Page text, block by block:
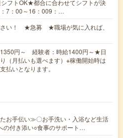
フトOK★都合に合わせてシフトが決
7：00～16：009：…
さい！ ★急募 ★職場が気に入れば、
円～ 経験者：時給1400円～★日
（月払いも選べます）※稼働開始時は
払いとなります。
お手伝い≫〇お手洗い・入浴など生活
の付き添い○食事のサポート…